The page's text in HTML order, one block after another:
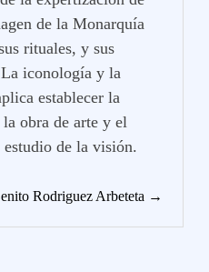
de la Monarquía
rituales, y sus
iconología y la
establecer la
obra de arte y el
estudio de la visión.
Rodriguez Arbeteta →